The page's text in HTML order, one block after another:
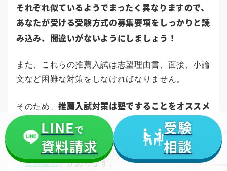
LINEで
資料請求
受験
相談
それぞれ似ているようでまったく異なりますので、
あなたが受ける受験方式の募集要項をしっかりと読
み込み、間違いがないようにしましょう！
また、これらの推薦入試は志望理由書、面接、小論
文など困難な対策をしなければなりません。
そのため、推薦入試対策は塾ですることをオススメ
します。
AOIには、上智大学の公募推薦などの総合型以外の
「合格実績」があります。